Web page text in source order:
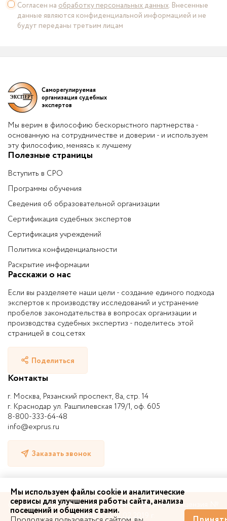
Согласен на обработку персональных данных. Внесенные
данные являются конфиденциальной информацией и не
будут переданы третьим лицам
Саморегулируемая
организация судебных
экспертов
Мы верим в философию бескорыстного партнерства -
основанную на сотрудничестве и доверии - и используем
эту философию, меняясь к лучшему
Полезные страницы
Вступить в СРО
Программы обучения
Сведения об образовательной организации
Сертификация судебных экспертов
Сертификация учреждений
Политика конфиденциальности
Раскрытие информации
Расскажи о нас
Если вы разделяете наши цели - создание единого подхода
экспертов к производству исследований и устранение
пробелов законодательства в вопросах организации и
производства судебных экспертиз - поделитесь этой
страницей в соц.сетях
Поделиться
Контакты
г. Москва, Рязанский проспект, 8а, стр. 14
г. Краснодар ул. Рашпилевская 179/1, оф. 605
8-800-333-64-48
info@exprus.ru
Заказать звонок
© 2010-2026 | НП «СРО судебных экспертов», лицензия №
0399004 от 11.02.2019 г.
Мы используем файлы cookie и аналитические
сервисы для улучшения работы сайта, анализа
посещений и общения с вами.